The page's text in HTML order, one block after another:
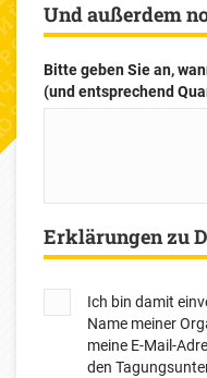
Und außerdem
Bitte geben Sie an,
(und entsprechend
Erklärungen zu
Ich bin damit
Name meiner
meine E-Mail-
den